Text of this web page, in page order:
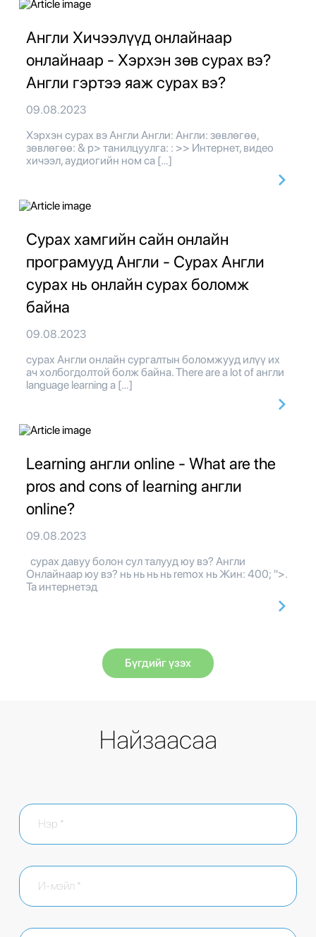
Англи Хичээлүүд онлайнаар
онлайнаар - Хэрхэн зөв сурах вэ?
Англи гэртээ яаж сурах вэ?
09.08.2023
Хэрхэн сурах вэ Англи Англи: Англи: зөвлөгөө,
зөвлөгөө: & p> танилцуулга: : >> Интернет, видео
хичээл, аудиогийн ном са […]
Сурах хамгийн сайн онлайн
програмууд Англи - Сурах Англи
сурах нь онлайн сурах боломж
байна
09.08.2023
сурах Англи онлайн сургалтын боломжууд илүү их
ач холбогдолтой болж байна. There are a lot of англи
language learning a […]
Learning англи online - What are the
pros and cons of learning англи
online?
09.08.2023
сурах давуу болон сул талууд юу вэ? Англи
Онлайнаар юу вэ? нь нь нь нь remox нь Жин: 400; ">.
Та интернетэд
Бүгдийг үзэх
Найзаасаа